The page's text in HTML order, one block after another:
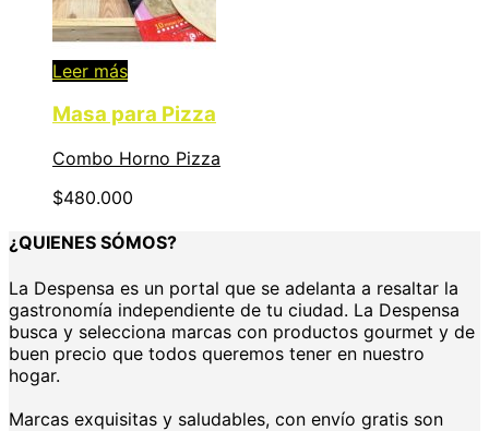
Leer más
Masa para Pizza
Combo Horno Pizza
$480.000
¿QUIENES SÓMOS?
La Despensa es un portal que se adelanta a resaltar la
gastronomía independiente de tu ciudad. La Despensa
busca y selecciona marcas con productos gourmet y de
buen precio que todos queremos tener en nuestro
hogar.
Marcas exquisitas y saludables, con envío gratis son